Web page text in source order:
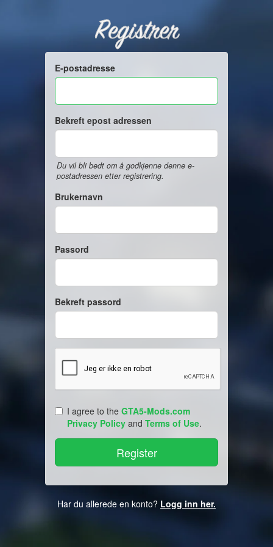
Registrer
E-postadresse
Bekreft epost adressen
Du vil bli bedt om å godkjenne denne e-
postadressen etter registrering.
Brukernavn
Passord
Bekreft passord
I agree to the GTA5-Mods.com
Privacy Policy and Terms of Use.
Har du allerede en konto? Logg inn her.